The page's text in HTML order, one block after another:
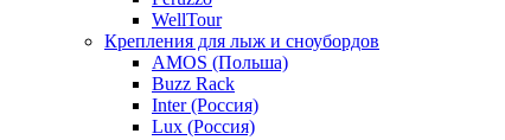
WellTour
Крепления для лыж и сноубордов
AMOS (Польша)
Buzz Rack
Inter (Россия)
Lux (Россия)